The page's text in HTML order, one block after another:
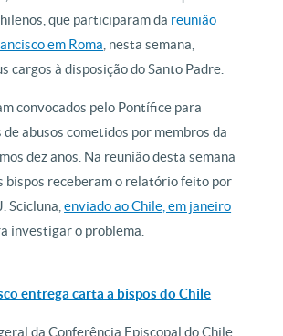
que participaram da reunião
em Roma , nesta semana,
cargos à disposição do Santo Padre.
convocados pelo Pontífice para
abusos cometidos por membros da
dez anos. Na reunião desta semana
bispos receberam o relatório feito por
Scicluna,enviado ao Chile, em janeiro
investigar o problema.
entrega carta a bispos do Chile
da Conferência Episcopal do Chile,